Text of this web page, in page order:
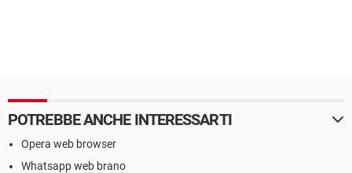
POTREBBE ANCHE INTERESSARTI
Opera web browser
Whatsapp web brano